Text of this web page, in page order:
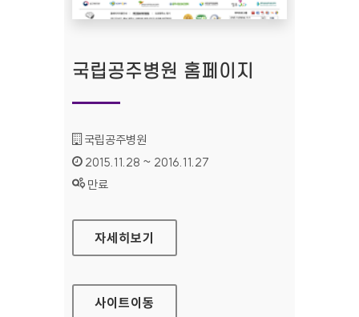
국립공주병원 홈페이지
기관명 :
국립공주병원
인증기간 :
2015.11.28 ~ 2016.11.27
상태 :
만료
국립공주병원 홈페이지
자세히보기
사이트이동